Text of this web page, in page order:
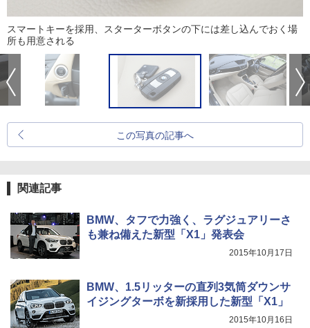
スマートキーを採用、スターターボタンの下には差し込んでおく場
所も用意される
この写真の記事へ
関連記事
BMW、タフで力強く、ラグジュアリーさ
も兼ね備えた新型「X1」発表会
2015年10月17日
BMW、1.5リッターの直列3気筒ダウンサ
イジングターボを新採用した新型「X1」
2015年10月16日